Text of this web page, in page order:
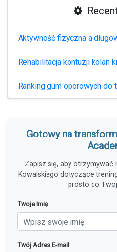
Aktywność fizyczna a
Rehabilitacja kontuzji kolan
Ranking gum oporowych do
Gotowy na
Zapisz się, aby otrzymywać
Kowalskiego dotyczące
prosto do
Twoje Imię
Twój Adres E-mail